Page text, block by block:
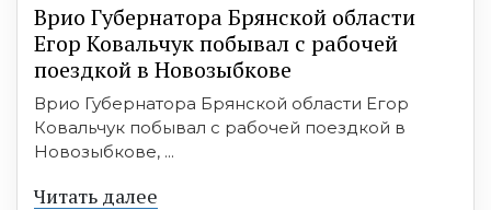
Врио Губернатора Брянской области
Егор Ковальчук побывал с рабочей
поездкой в Новозыбкове
Врио Губернатора Брянской области Егор
Ковальчук побывал с рабочей поездкой в
Новозыбкове, ...
Читать далее